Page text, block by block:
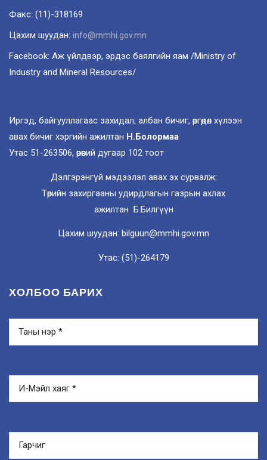
Факс: (11)-318169
Цахим шуудан: info@mmhi.gov.mn
Facebook: Аж үйлдвэр, эрдэс баялгийн яам /Ministry of
Industry and Mineral Resources/
Иргэд, байгууллагаас захидал, албан бичиг, өргөдөл хүлээн
авах бичиг хэргийн ажилтан Н.Болормаа
Утас 51-263506, өрөөний дугаар 102 тоот
Дэлгэрэнгүй мэдээлэл авах эх сурвалж:
Төрийн захиргааны удирдлагын газрын ахлах
ажилтан Б.Билгүүн
Цахим шуудан: bilguun@mmhi.gov.mn
Утас: (51)-264179
ХОЛБОО БАРИХ